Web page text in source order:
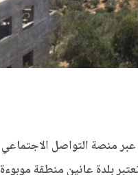
منصة التواصل الاجتماعي
بلدة عانين منطقة موبوءة